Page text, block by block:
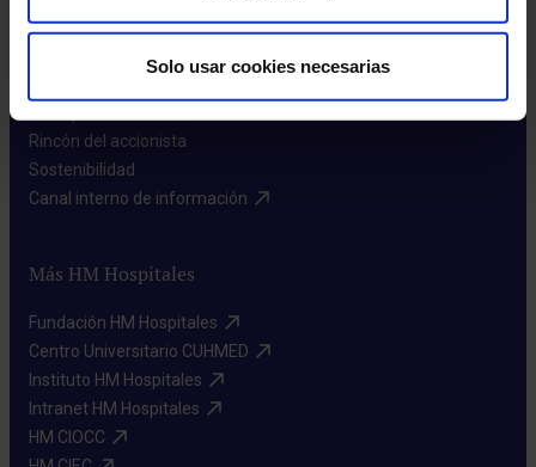
Solo usar cookies necesarias
Rincón del accionista​
Sostenibilidad​
Canal interno de información​
Más HM Hospitales
Fundación HM Hospitales​
Centro Universitario CUHMED​
Instituto HM Hospitales​
Intranet HM Hospitales​
HM CIOCC​